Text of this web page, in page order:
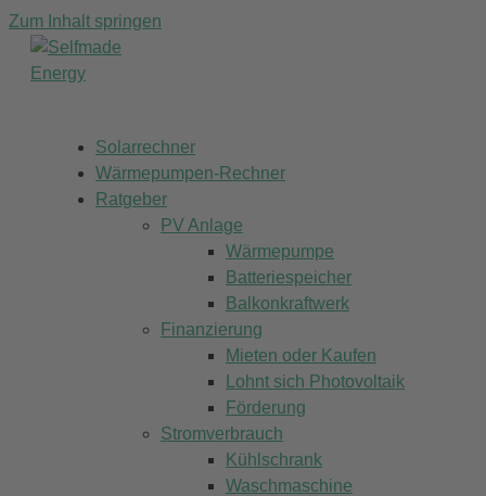
Zum Inhalt springen
Solarrechner
Wärmepumpen-Rechner
Ratgeber
PV Anlage
Wärmepumpe
Batteriespeicher
Balkonkraftwerk
Finanzierung
Mieten oder Kaufen
Lohnt sich Photovoltaik
Förderung
Stromverbrauch
Kühlschrank
Waschmaschine